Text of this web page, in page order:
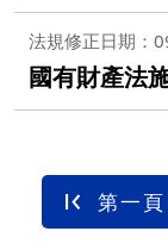
法規修正日期：
國有財產法
第一頁